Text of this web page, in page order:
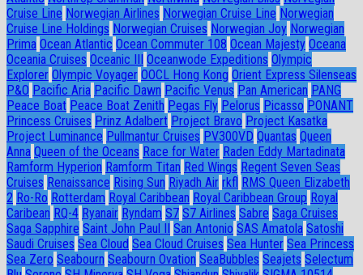
Cruise Line Norwegian Airlines Norwegian Cruise Line Norwegian
Cruise Line Holdings Norwegian Cruises Norwegian Joy Norwegian
Prima Ocean Atlantic Ocean Commuter 108 Ocean Majesty Oceana
Oceania Cruises Oceanic III Oceanwode Expeditions Olympic
Explorer Olympic Voyager OOCL Hong Kong Orient Express Silenseas
P&O Pacific Aria Pacific Dawn Pacific Venus Pan American PANG
Peace Boat Peace Boat Zenith Pegas Fly Pelorus Picasso PONANT
Princess Cruises Prinz Adalbert Project Bravo Project Kasatka
Project Luminance Pullmantur Cruises PV300VD Quantas Queen
Anna Queen of the Oceans Race for Water Raden Eddy Martadinata
Ramform Hyperion Ramform Titan Red Wings Regent Seven Seas
Cruises Renaissance Rising Sun Riyadh Air rkfl RMS Queen Elizabeth
2 Ro-Ro Rotterdam Royal Caribbean Royal Caribbean Group Royal
Caribean RQ-4 Ryanair Ryndam S7 S7 Airlines Sabre Saga Cruises
Saga Sapphire Saint John Paul II San Antonio SAS Amatola Satoshi
Saudi Cruises Sea Cloud Sea Cloud Cruises Sea Hunter Sea Princess
Sea Zero Seabourn Seabourn Ovation SeaBubbles Seajets Selectum